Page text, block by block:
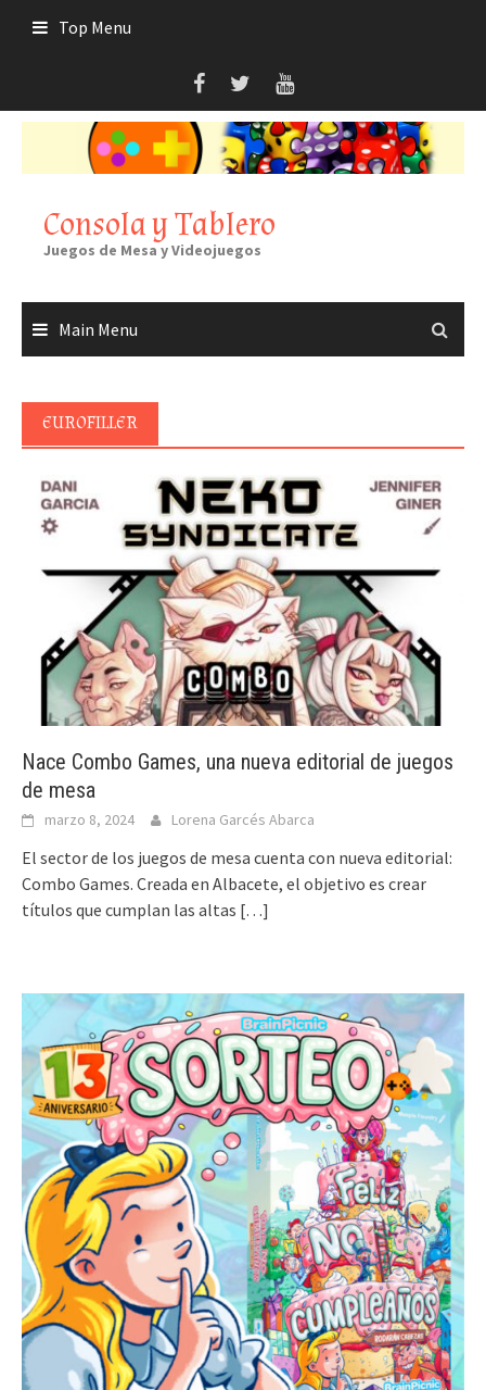
Top Menu
Consola y Tablero
Juegos de Mesa y Videojuegos
Main Menu
EUROFILLER
Nace Combo Games, una nueva editorial de juegos
de mesa
marzo 8, 2024 Lorena Garcés Abarca
El sector de los juegos de mesa cuenta con nueva editorial:
Combo Games. Creada en Albacete, el objetivo es crear
títulos que cumplan las altas […]